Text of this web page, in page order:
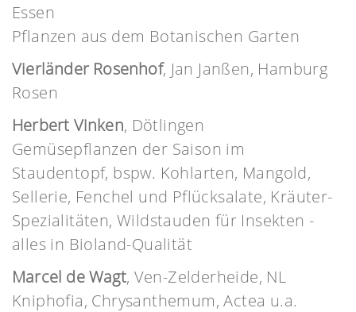
Essen
Pflanzen aus dem Botanischen Garten
Vierländer Rosenhof, Jan Janßen, Hamburg
Rosen
Herbert Vinken, Dötlingen
Gemüsepflanzen der Saison im
Staudentopf, bspw. Kohlarten, Mangold,
Sellerie, Fenchel und Pflücksalate, Kräuter-
Spezialitäten, Wildstauden für Insekten -
alles in Bioland-Qualität
Marcel de Wagt, Ven-Zelderheide, NL
Kniphofia, Chrysanthemum, Actea u.a.